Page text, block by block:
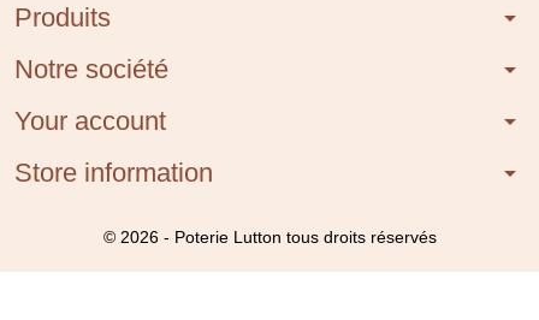
Produits arrow_drop_down
Notre société arrow_drop_down
Your account arrow_drop_down
Store information arrow_drop_down
© 2026 - Poterie Lutton tous droits réservés